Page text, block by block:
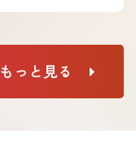
もっと見る